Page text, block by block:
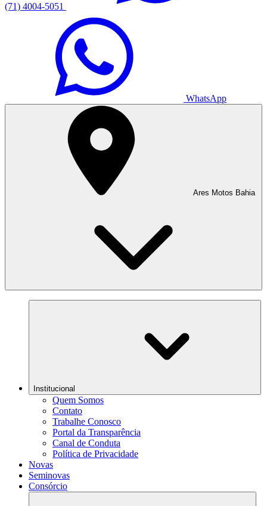
(71) 4004-5051
WhatsApp
Ares Motos Bahia
Institucional
Quem Somos
Contato
Trabalhe Conosco
Portal da Transparência
Canal de Conduta
Política de Privacidade
Novas
Seminovas
Consórcio